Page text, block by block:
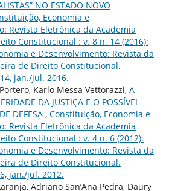
NO ESTADO NOVO
Economia e
Revista Eletrônica da Academia
Constitucional : v. 8 n. 14 (2016):
e Desenvolvimento: Revista da
de Direito Constitucional.
jan./jul. 2016.
Karlo Messa Vettorazzi, A
DA JUSTIÇA E O POSSÍVEL
DEFESA , Constituição, Economia e
Revista Eletrônica da Academia
Constitucional : v. 4 n. 6 (2012):
e Desenvolvimento: Revista da
de Direito Constitucional.
jan./jul. 2012.
Adriano San’Ana Pedra, Daury